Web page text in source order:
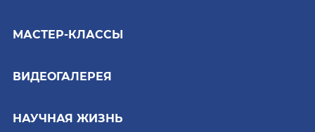
МАСТЕР-КЛАССЫ
ВИДЕОГАЛЕРЕЯ
НАУЧНАЯ ЖИЗНЬ